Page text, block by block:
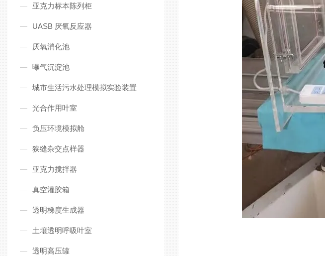
亚克力标本陈列柜
UASB 厌氧反应器
厌氧消化池
曝气沉淀池
城市生活污水处理模拟实验装置
光合作用叶室
负压环境模拟舱
狭缝杂交点样器
亚克力搅拌器
真空灌胶箱
透明梯度生成器
土壤透明呼吸叶室
透明高压罐